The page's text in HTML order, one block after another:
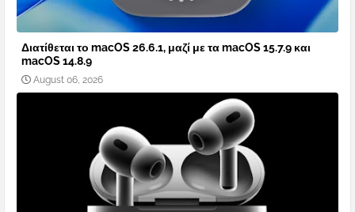
Διατίθεται το macOS 26.6.1, μαζί με τα macOS 15.7.9 και
macOS 14.8.9
August 06, 2026